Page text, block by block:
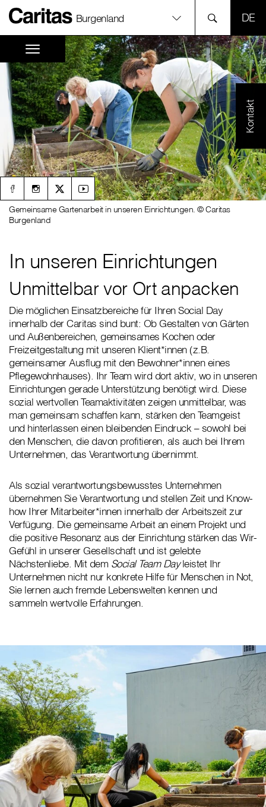
Burgenland
Kontakt
In unseren Einrichtungen
Gemeinsame Gartenarbeit in unseren Einrichtungen. © Caritas
Burgenland
Unmittelbar vor Ort anpacken
Die möglichen Einsatzbereiche für Ihren Social Day
innerhalb der Caritas sind bunt: Ob Gestalten von Gärten
und Außenbereichen, gemeinsames Kochen oder
Freizeitgestaltung mit unseren Klient*innen (z.B.
gemeinsamer Ausflug mit den Bewohner*innen eines
Pflegewohnhauses). Ihr Team wird dort aktiv, wo in unseren
Einrichtungen gerade Unterstützung benötigt wird. Diese
sozial wertvollen Teamaktivitäten zeigen unmittelbar, was
man gemeinsam schaffen kann, stärken den Teamgeist
und hinterlassen einen bleibenden Eindruck – sowohl bei
den Menschen, die davon profitieren, als auch bei Ihrem
Unternehmen, das Verantwortung übernimmt.
Als sozial verantwortungsbewusstes Unternehmen
übernehmen Sie Verantwortung und stellen Zeit und Know-
how Ihrer Mitarbeiter*innen innerhalb der Arbeitszeit zur
Verfügung. Die gemeinsame Arbeit an einem Projekt und
die positive Resonanz aus der Einrichtung stärken das Wir-
Gefühl in unserer Gesellschaft und ist gelebte
Nächstenliebe. Mit dem Social Team Dayleistet Ihr
Unternehmen nicht nur konkrete Hilfe für Menschen in Not,
Sie lernen auch fremde Lebenswelten kennen und
sammeln wertvolle Erfahrungen.